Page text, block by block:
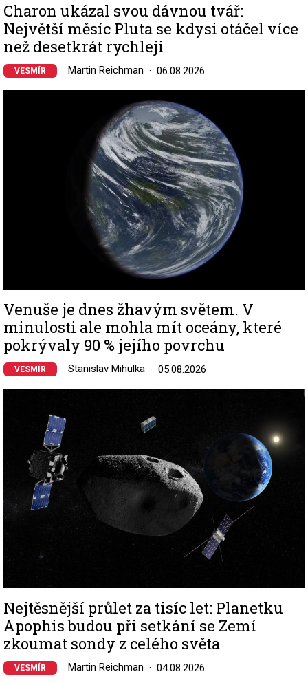
Charon ukázal svou dávnou tvář:
Největší měsíc Pluta se kdysi otáčel více
než desetkrát rychleji
VESMÍR Martin Reichman 06.08.2026
Venuše je dnes žhavým světem. V
minulosti ale mohla mít oceány, které
pokrývaly 90 % jejího povrchu
VESMÍR Stanislav Mihulka 05.08.2026
Nejtěsnější průlet za tisíc let: Planetku
Apophis budou při setkání se Zemí
zkoumat sondy z celého světa
VESMÍR Martin Reichman 04.08.2026